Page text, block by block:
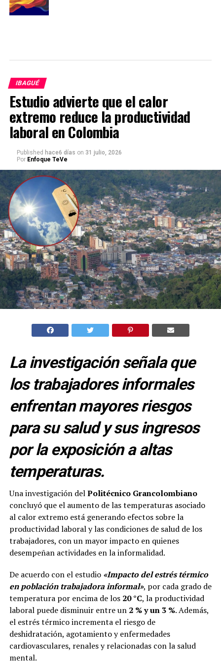
IBAGUÉ
Estudio advierte que el calor
extremo reduce la productividad
laboral en Colombia
Published hace6 días on 31 julio, 2026
Por Enfoque TeVe
La investigación señala que
los trabajadores informales
enfrentan mayores riesgos
para su salud y sus ingresos
por la exposición a altas
temperaturas.
Una investigación delPolitécnico Grancolombiano
concluyó que el aumento de las temperaturas asociado
al calor extremo está generando efectos sobre la
productividad laboral y las condiciones de salud de los
trabajadores, con un mayor impacto en quienes
desempeñan actividades en la informalidad.
De acuerdo con el estudio «Impacto del estrés térmico
en población trabajadora informal», por cada grado de
temperatura por encima de los 20 °C, la productividad
laboral puede disminuir entre un 2 % y un 3 %. Además,
el estrés térmico incrementa el riesgo de
deshidratación, agotamiento y enfermedades
cardiovasculares, renales y relacionadas con la salud
mental.